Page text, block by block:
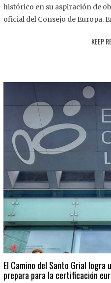
2
histórico en su aspiración de
oficial del Consejo de Europa.
KEEP
El Camino del Santo Grial logra
prepara para la certificación